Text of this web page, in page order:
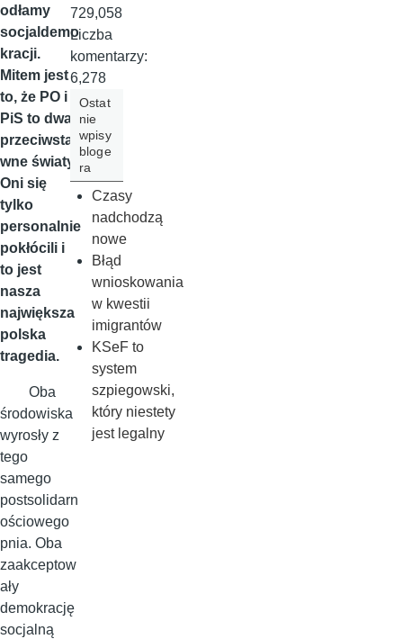
odłamy
socjaldemo
kracji.
Mitem jest
to, że PO i
PiS to dwa
przeciwsta
wne światy.
Oni się
tylko
personalnie
pokłócili i
to jest
nasza
największa
polska
tragedia.
Oba
środowiska
wyrosły z
tego
samego
postsolidarn
ościowego
pnia. Oba
zaakceptow
ały
demokrację
socjalną
729,058
Liczba
komentarzy:
6,278
Ostat
nie
wpisy
bloge
ra
Czasy
nadchodzą
nowe
Błąd
wnioskowania
w kwestii
imigrantów
KSeF to
system
szpiegowski,
który niestety
jest legalny